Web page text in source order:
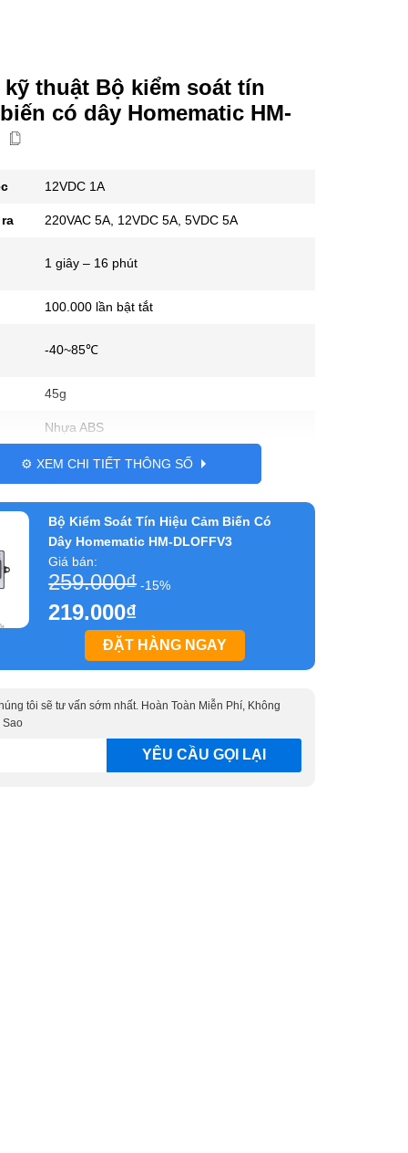
thuật Bộ kiểm soát tín
có dây Homematic HM-
12VDC 1A
220VAC 5A, 12VDC 5A, 5VDC 5A
1 giây – 16 phút
100.000 lần bật tắt
-40~85℃
45g
Nhựa ABS
Dài 7cm x Rộng 4cm x Cao 2,3cm
⚙️ XEM CHI TIẾT THÔNG SỐ
Bộ Kiểm Soát Tín Hiệu Cảm Biến Có
Dây Homematic HM-DLOFFV3
Giá bán:
259.000₫-15%
219.000₫
ĐẶT HÀNG NGAY
tôi sẽ tư vấn sớm nhất. Hoàn Toàn Miễn Phí, Không
Sao